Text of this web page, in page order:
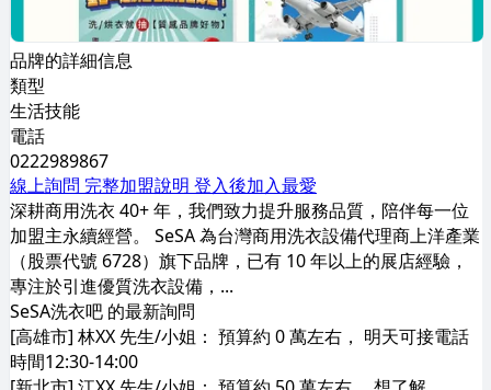
品牌的詳細信息
類型
生活技能
電話
0222989867
線上詢問 完整加盟說明 登入後加入最愛
深耕商用洗衣 40+ 年，我們致力提升服務品質，陪伴每一位
加盟主永續經營。 SeSA 為台灣商用洗衣設備代理商上洋產業
（股票代號 6728）旗下品牌，已有 10 年以上的展店經驗，
專注於引進優質洗衣設備，...
SeSA洗衣吧 的最新詢問
[高雄市] 林XX 先生/小姐： 預算約 0 萬左右， 明天可接電話
時間12:30-14:00